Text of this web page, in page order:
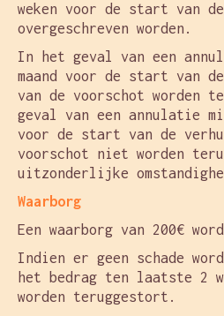
weken voor de start van
overgeschreven worden.
In het geval van een
maand voor de start van
van de voorschot worden
geval van een annulatie
voor de start van de
voorschot niet worden
uitzonderlijke
Waarborg
Een waarborg van 200€
Indien er geen schade
het bedrag ten laatste 2
worden teruggestort.